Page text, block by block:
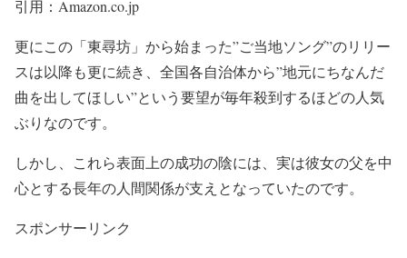
引用：Amazon.co.jp
更にこの 「東尋坊」から始まった”ご当地ソング”のリリー
スは以降も更に続き、全国各自治体から”地元にちなんだ
曲を出してほしい”という要望が毎年殺到するほどの人気
ぶりなのです。
しかし、これら表面上の成功の陰には、 実は彼女の父を中
心とする長年の人間関係が支えとなっていたのです。
スポンサーリンク